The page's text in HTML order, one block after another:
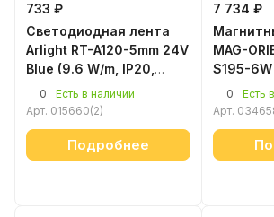
733 ₽
Светодиодная лента
Arlight RT-A120-5mm 24V
Blue (9.6 W/m, IP20,
2835, 5m)
0
Есть в наличии
Арт. 015660(2)
Подробнее
7 734 ₽
MAG-
S195-
80 deg,
0
Есть
Арт.